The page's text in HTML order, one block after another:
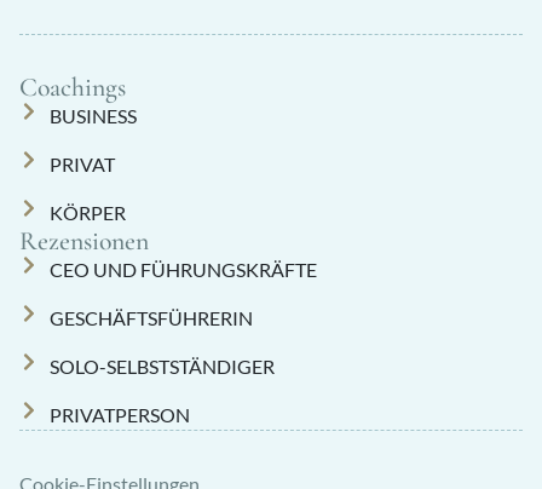
Coachings
BUSINESS
PRIVAT
KÖRPER
Rezensionen
CEO UND FÜHRUNGSKRÄFTE
GESCHÄFTSFÜHRERIN
SOLO-SELBSTSTÄNDIGER
PRIVATPERSON
Cookie-Einstellungen